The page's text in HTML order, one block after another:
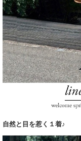
自然と目を惹く１着♪